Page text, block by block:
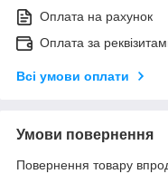
Оплата на рахунок
Оплата за
Всі умови оплати
Умови повернення
Повернення товару